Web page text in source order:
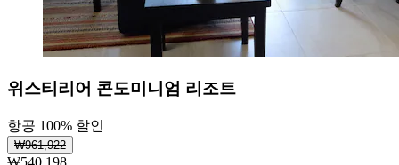
위스티리어 콘도미니엄 리조트
항공 100% 할인
₩961,922
₩540,198